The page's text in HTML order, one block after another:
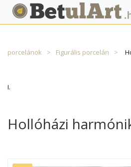
Főoldal Termékek Porcelán
porcelánok Figurális porcelán
I.
Hollóházi